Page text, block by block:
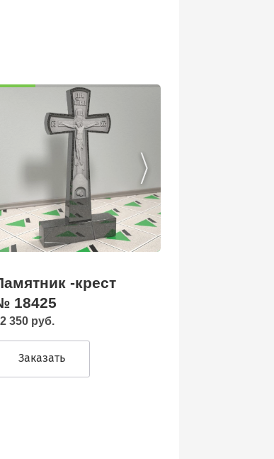
-крест
18425
350 руб.
Заказать